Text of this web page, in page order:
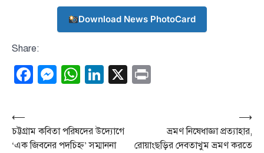
Download News PhotoCard
Share:
Facebook
Messenger
WhatsApp
LinkedIn
X
Post
navigation
⟵
চট্টগ্রাম কবিতা পরিষদের উদ্যোগে
‘এক জিবনের পদচিহ্ন’ সম্মাননা
ভ্রমণ নিষেধাজ্ঞা প্রত্যাহার,
রোয়াংছ‌ড়ির দেবতাখুম ভ্রমণ করতে
⟶